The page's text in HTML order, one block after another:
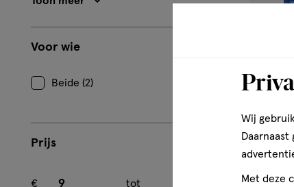
Voor wie
Beide (2)
Prijs
€
tot
100 stuks
HT One
stuks
Wij
Daarnaast
Met deze